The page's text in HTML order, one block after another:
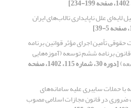
لایه‌ای علل ناپایداری تالاب‌های ایران
حقوقی تأمین اجرای مؤثر قوانین برنامه
برنامه ششم توسعه (آموزه‌هایی
[دوره 30، شماره 115، 1402، صفحه
با حملات سایبری علیه سامانه‌های
ضروری در قانون مجازات اسلامی مصوب